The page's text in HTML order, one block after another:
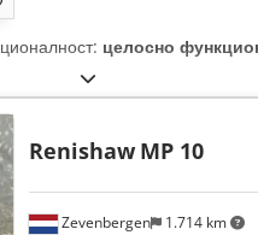
целосно
Zevenbergen 1.714 km
Renishaw MP 10